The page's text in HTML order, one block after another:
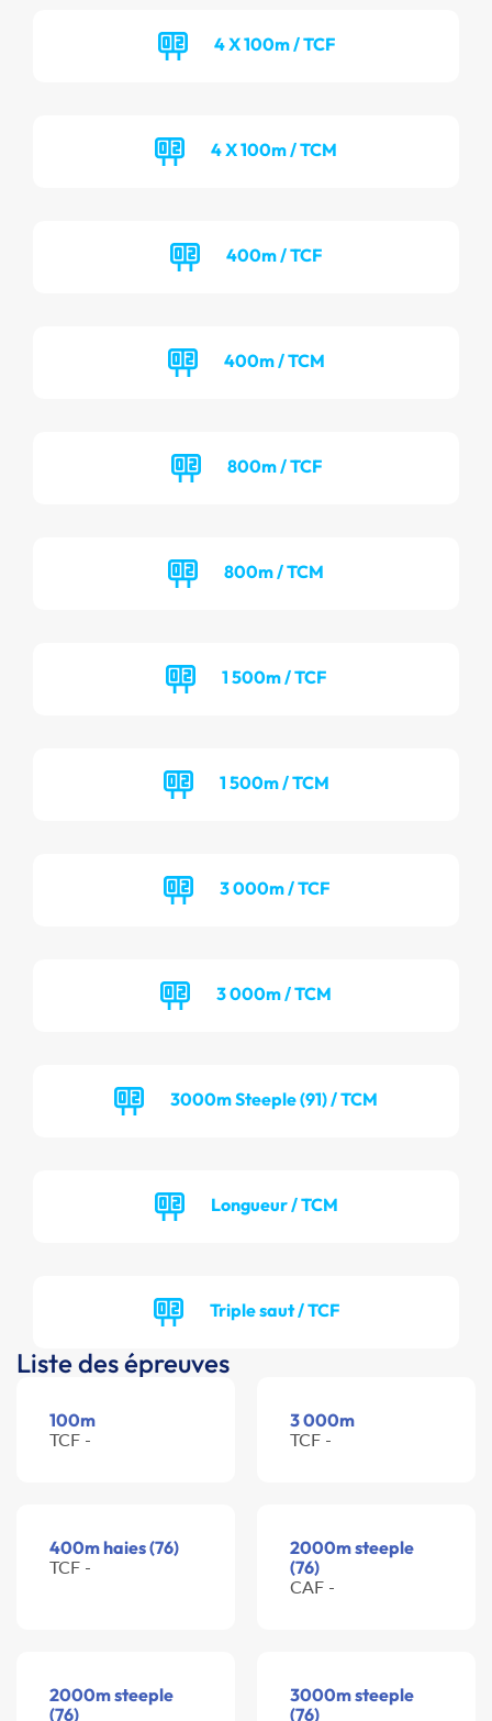
4 X 100m / TCF
4 X 100m / TCM
400m / TCF
400m / TCM
800m / TCF
800m / TCM
1 500m / TCF
1 500m / TCM
3 000m / TCF
3 000m / TCM
3000m Steeple (91) / TCM
Longueur / TCM
Triple saut / TCF
Liste des épreuves
100m
TCF -
3 000m
TCF -
400m haies (76)
TCF -
2000m steeple
(76)
CAF -
2000m steeple
(76)
3000m steeple
(76)